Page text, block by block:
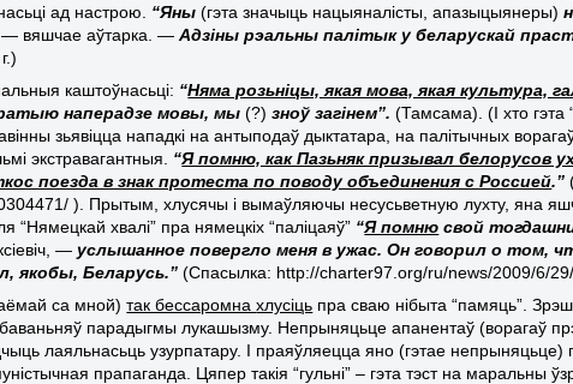
ад настрою. “Яны(гэта значыць нацыяналісты, апазыцыянеры)
— вяшчае аўтарка. —Адзіны рэальны палітык у беларускай
каштоўнасьці: “Няма розьніцы, якая мова, якая культура,
наперадзе мовы, мы (?)зноў загінем”.(Тамсама). (І хто гэта
зьявіцца нападкі на антыподаў дыктатара, на палітычных
экстравагантныя. “Я помню, как Пазьняк призывал белорусов
поезда в знак протеста по поводу объединения с Россией.”
). Прытым, хлусячы і вымаўляючы несусьветную лухту, яна
хвалі” пра нямецкіх “паліцаяў” “Я помню свой
— услышанное повергло меня в ужас. Он говорил о том,
якобы, Беларусь.”(Спасылка: http://charter97.org/ru/news/2009/6/
са мной)так бессаромнахлусіць пра сваю нібыта “памяць”.
парадыгмы лукашызму. Непрыняцьце апанентаў (ворагаў
лаяльнасьць узурпатару. І праяўляецца яно (гэтае непрыняцьце)
прапаганда. Цяпер такія “гульні” – гэта тэст на маральны